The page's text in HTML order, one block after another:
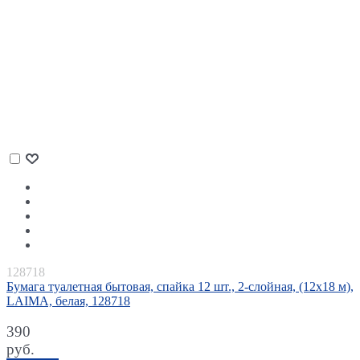
128718
Бумага туалетная бытовая, спайка 12 шт., 2-слойная, (12х18 м),
LAIMA, белая, 128718
390
руб.